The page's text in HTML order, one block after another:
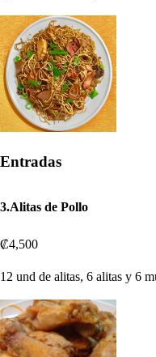
Entradas
3.Alitas de Pollo
₡4,500
12 und de alitas, 6 alitas y 6